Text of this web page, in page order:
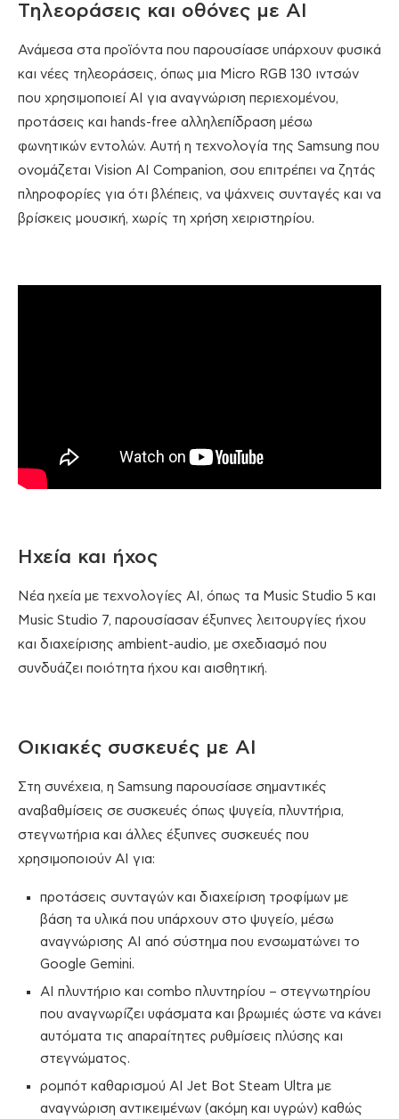
Τηλεοράσεις και οθόνες με AI
Ανάμεσα στα προϊόντα που παρουσίασε υπάρχουν φυσικά
και νέες τηλεοράσεις, όπως μια Micro RGB 130 ιντσών
που χρησιμοποιεί AI για αναγνώριση περιεχομένου,
προτάσεις και hands-free αλληλεπίδραση μέσω
φωνητικών εντολών. Αυτή η τεχνολογία της Samsung που
ονομάζεται Vision AI Companion, σου επιτρέπει να ζητάς
πληροφορίες για ότι βλέπεις, να ψάχνεις συνταγές και να
βρίσκεις μουσική, χωρίς τη χρήση χειριστηρίου.
Ηχεία και ήχος
Νέα ηχεία με τεχνολογίες ΑΙ, όπως τα Music Studio 5 και
Music Studio 7, παρουσίασαν έξυπνες λειτουργίες ήχου
και διαχείρισης ambient-audio, με σχεδιασμό που
συνδυάζει ποιότητα ήχου και αισθητική.
Οικιακές συσκευές με AI
Στη συνέχεια, η Samsung παρουσίασε σημαντικές
αναβαθμίσεις σε συσκευές όπως ψυγεία, πλυντήρια,
στεγνωτήρια και άλλες έξυπνες συσκευές που
χρησιμοποιούν AI για:
προτάσεις συνταγών και διαχείριση τροφίμων με
βάση τα υλικά που υπάρχουν στο ψυγείο, μέσω
αναγνώρισης AI από σύστημα που ενσωματώνει το
Google Gemini.
AI πλυντήριο και combo πλυντηρίου – στεγνωτηρίου
που αναγνωρίζει υφάσματα και βρωμιές ώστε να κάνει
αυτόματα τις απαραίτητες ρυθμίσεις πλύσης και
στεγνώματος.
ρομπότ καθαρισμού AI Jet Bot Steam Ultra με
αναγνώριση αντικειμένων (ακόμη και υγρών) καθώς